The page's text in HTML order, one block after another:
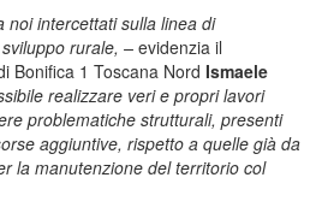
noi intercettati sulla linea di
rurale, – evidenzia il
Bonifica 1 Toscana Nord Ismaele
realizzare veri e propri lavori
problematiche strutturali, presenti
aggiuntive, rispetto a quelle già da
la manutenzione del territorio col